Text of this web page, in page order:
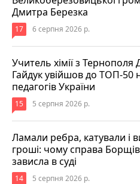
Дмитра Березка
17 6 серпня 2026 р.
Учитель хімії з Тернополя
Гайдук увійшов до ТОП-50
педагогів України
15 5 серпня 2026 р.
Ламали ребра, катували і
гроші: чому справа
зависла в суді
14 5 серпня 2026 р.